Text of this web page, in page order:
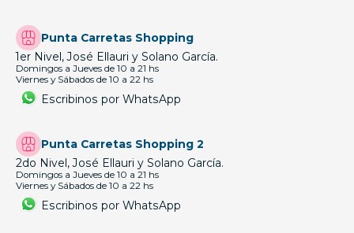
Punta Carretas Shopping
1er Nivel, José Ellauri y Solano García.
Domingos a Jueves de 10 a 21 hs
Viernes y Sábados de 10 a 22 hs
Escribinos por WhatsApp
Punta Carretas Shopping 2
2do Nivel, José Ellauri y Solano García.
Domingos a Jueves de 10 a 21 hs
Viernes y Sábados de 10 a 22 hs
Escribinos por WhatsApp